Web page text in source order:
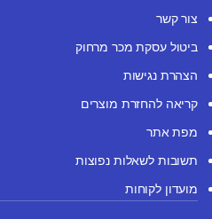
צור קשר
ביטול עסקת מכר מרחוק
הצהרת נגישות
קריאה להחזרת מוצרים
מפת אתר
תשובות לשאלות נפוצות
מועדון לקוחות